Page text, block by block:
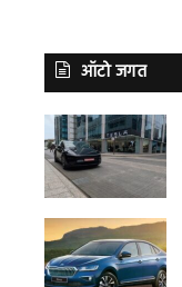
ऑटो जगत